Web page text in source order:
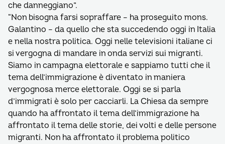
che danneggiano”.
“Non bisogna farsi sopraffare – ha proseguito mons.
Galantino – da quello che sta succedendo oggi in Italia
e nella nostra politica. Oggi nelle televisioni italiane ci
si vergogna di mandare in onda servizi sui migranti.
Siamo in campagna elettorale e sappiamo tutti che il
tema dell’immigrazione è diventato in maniera
vergognosa merce elettorale. Oggi se si parla
d’immigrati è solo per cacciarli. La Chiesa da sempre
quando ha affrontato il tema dell’immigrazione ha
affrontato il tema delle storie, dei volti e delle persone
migranti. Non ha affrontato il problema politico